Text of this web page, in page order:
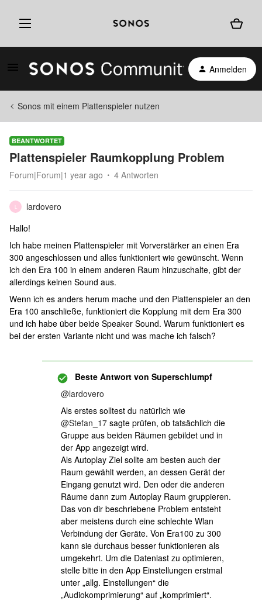
Anmelden
Sonos mit einem Plattenspieler nutzen
BEANTWORTET
Plattenspieler Raumkopplung Problem
Forum|Forum|1 year ago 4 Antworten
lardovero
Hallo!
Ich habe meinen Plattenspieler mit Vorverstärker an einen Era
300 angeschlossen und alles funktioniert wie gewünscht. Wenn
ich den Era 100 in einem anderen Raum hinzuschalte, gibt der
allerdings keinen Sound aus.
Wenn ich es anders herum mache und den Plattenspieler an den
Era 100 anschließe, funktioniert die Kopplung mit dem Era 300
und ich habe über beide Speaker Sound. Warum funktioniert es
bei der ersten Variante nicht und was mache ich falsch?
Beste Antwort von Superschlumpf
@lardovero
Als erstes solltest du natürlich wie ​
@Stefan_17 sagte prüfen, ob tatsächlich die
Gruppe aus beiden Räumen gebildet und in
der App angezeigt wird.
Als Autoplay Ziel sollte am besten auch der
Raum gewählt werden, an dessen Gerät der
Eingang genutzt wird. Den oder die anderen
Räume dann zum Autoplay Raum gruppieren.
Das von dir beschriebene Problem entsteht
aber meistens durch eine schlechte Wlan
Verbindung der Geräte. Von Era100 zu 300
kann sie durchaus besser funktionieren als
umgekehrt. Um die Datenlast zu optimieren,
stelle bitte in den App Einstellungen erstmal
unter „allg. Einstellungen“ die
„Audiokomprimierung“ auf „komprimiert“.